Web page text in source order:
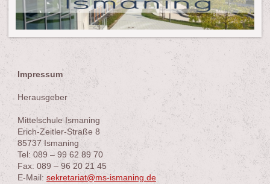
Impressum
Herausgeber
Mittelschule Ismaning
Erich-Zeitler-Straße 8
85737 Ismaning
Tel: 089 – 99 62 89 70
Fax: 089 – 96 20 21 45
E-Mail: sekretariat@ms-ismaning.de